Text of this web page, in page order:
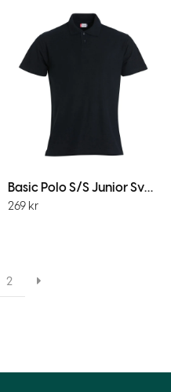
Basic Polo S/S Junior Svart
269 kr
2